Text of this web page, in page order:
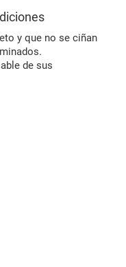
y que no se ciñan
de sus